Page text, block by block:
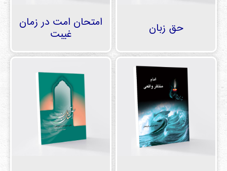
حق زبان امتحان امت در زمان
غيبت